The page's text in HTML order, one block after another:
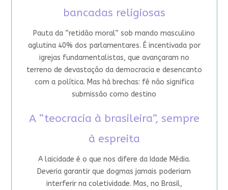
bancadas religiosas
Pauta da “retidão moral” sob mando masculino
aglutina 40% dos parlamentares. É incentivada por
igrejas fundamentalistas, que avançaram no
terreno de devastação da democracia e desencanto
com a política. Mas há brechas: fé não significa
submissão como destino
A “teocracia à brasileira”, sempre
à espreita
A laicidade é o que nos difere da Idade Média.
Deveria garantir que dogmas jamais poderiam
interferir na coletividade. Mas, no Brasil,